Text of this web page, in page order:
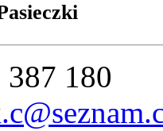
180